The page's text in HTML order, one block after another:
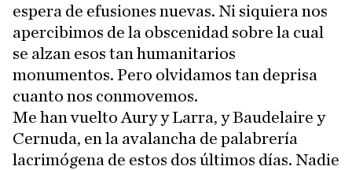
espera de efusiones nuevas. Ni siquiera nos
apercibimos de la obscenidad sobre la cual
se alzan esos tan humanitarios
monumentos. Pero olvidamos tan deprisa
cuanto nos conmovemos.
Me han vuelto Aury y Larra, y Baudelaire y
Cernuda, en la avalancha de palabrería
lacrimógena de estos dos últimos días. Nadie